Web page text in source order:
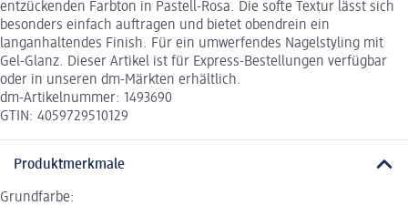
entzückenden Farbton in Pastell-Rosa. Die softe Textur lässt sich
besonders einfach auftragen und bietet obendrein ein
langanhaltendes Finish. Für ein umwerfendes Nagelstyling mit
Gel-Glanz. Dieser Artikel ist für Express-Bestellungen verfügbar
oder in unseren dm-Märkten erhältlich.
dm-Artikelnummer: 1493690
GTIN: 4059729510129
Produktmerkmale
Grundfarbe: